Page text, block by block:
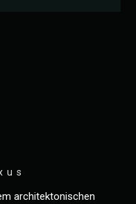
architektonischen